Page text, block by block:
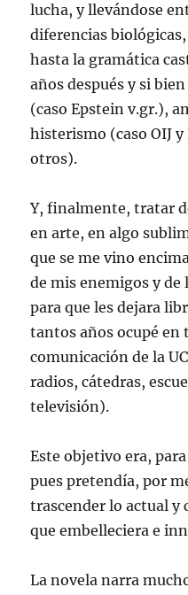
lucha, y llevándose
diferencias
hasta la gramática
años después y si
(caso Epstein v.gr.),
histerismo (caso OIJ
otros).
Y, finalmente, tratar
en arte, en algo
que se me vino
de mis enemigos y de
para que les dejara
tantos años ocupé en
comunicación de la
radios, cátedras,
televisión).
Este objetivo era,
pues pretendía, por
trascender lo actual
que embelleciera e
La novela narra